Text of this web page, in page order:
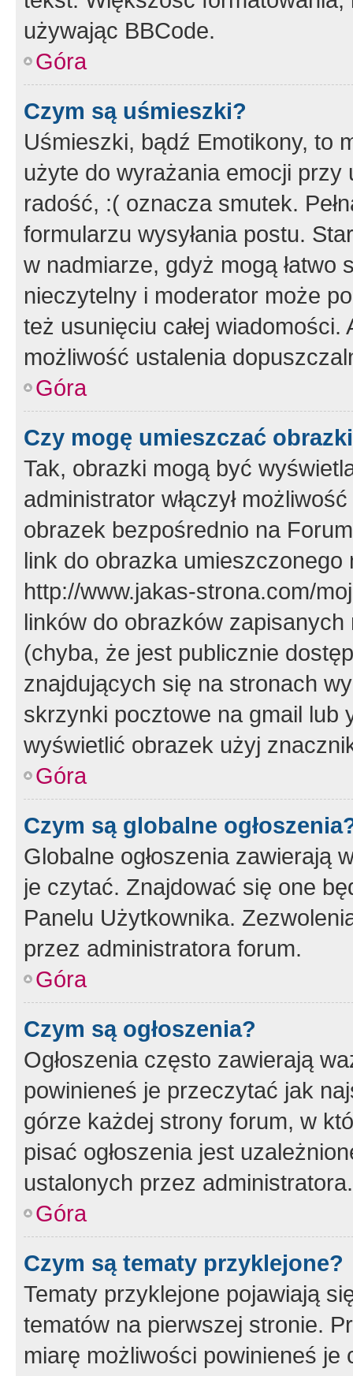
używając BBCode.
Góra
Czym są uśmieszki?
Uśmieszki, bądź Emotikony, to
użyte do wyrażania emocji
radość, :( oznacza smutek.
formularzu wysyłania postu.
w nadmiarze, gdyż mogą
nieczytelny i moderator może
też usunięciu całej
możliwość ustalenia
Góra
Czy mogę umieszczać
Tak, obrazki mogą być
administrator włączył
obrazek bezpośrednio na
link do obrazka
http://www.jakas-strona.com/
linków do obrazków
(chyba, że jest publicznie
znajdujących się na stronach
skrzynki pocztowe na gmail lub
wyświetlić obrazek użyj
Góra
Czym są globalne
Globalne ogłoszenia zawierają
je czytać. Znajdować się one
Panelu Użytkownika.
przez administratora forum.
Góra
Czym są ogłoszenia?
Ogłoszenia często zawierają
powinieneś je przeczytać jak
górze każdej strony forum, w
pisać ogłoszenia jest
ustalonych przez administratora.
Góra
Czym są tematy przyklejone?
Tematy przyklejone pojawiają
tematów na pierwszej stronie.
miarę możliwości powinieneś je